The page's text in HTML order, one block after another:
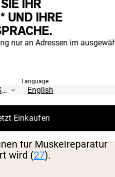
schlechten
Veränderungen,
Depressionen
von
Muskeln und Gelenken
Reparatur geben, was
kann. Es kann auch
Proteine als
zu nutzen, wodurch die
für Muskelreparatur
wird (27).
IHR
UND IHRE
nur an Adressen im
Language:
Einkaufen